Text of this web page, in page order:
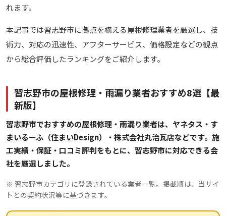
れます。
本記事では習志野市に拠点を構える屋根修理業者を厳選し、技
術力、対応の迅速性、アフターサービス、価格設定などの観点
から総合評価したランキングをご紹介します。
習志野市の屋根修理・雨漏り業者おすすめ8選【最
新版】
習志野市でおすすめの屋根修理・雨漏り業者は、ヤネタス・す
まいるーふ（住まいDesign）・株式会社丸治瓦店などです。施
工実績・保証・口コミ評判をもとに、習志野市に対応できる会
社を厳選しました。
※ 習志野市カテゴリに登録されている業者一覧。掲載順は、当サイ
トとの契約状況等に基づきます。